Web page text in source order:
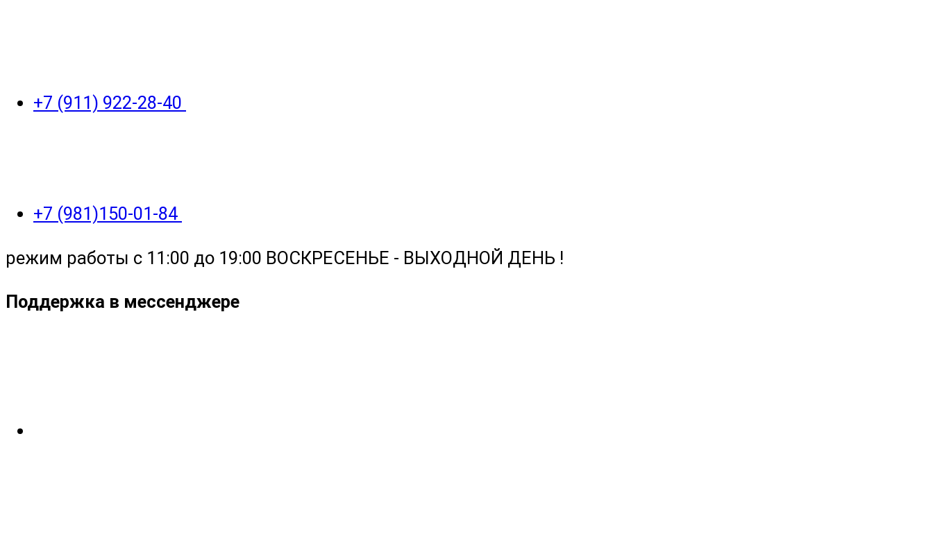
+7 (911) 922-28-40
+7 (981)150-01-84
режим работы с 11:00 до 19:00 ВОСКРЕСЕНЬЕ - ВЫХОДНОЙ ДЕНЬ !
Поддержка в мессенджере